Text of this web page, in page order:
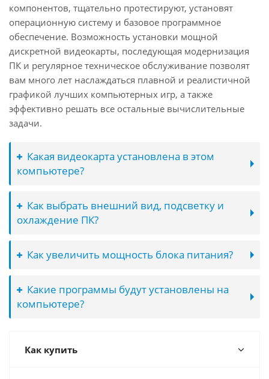
компонентов, тщательно протестируют, установят
операционную систему и базовое программное
обеспечение. Возможность установки мощной
дискретной видеокарты, последующая модернизация
ПК и регулярное техническое обслуживание позволят
вам много лет наслаждаться плавной и реалистичной
графикой лучших компьютерных игр, а также
эффективно решать все остальные вычислительные
задачи.
Какая видеокарта установлена в этом
компьютере?
Как выбрать внешний вид, подсветку и
охлаждение ПК?
Как увеличить мощность блока питания?
Какие программы будут установлены на
компьютере?
Как купить